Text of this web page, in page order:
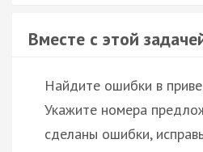
Вместе с этой
Найдите ошибки в
Укажите номера
сделаны ошибки,